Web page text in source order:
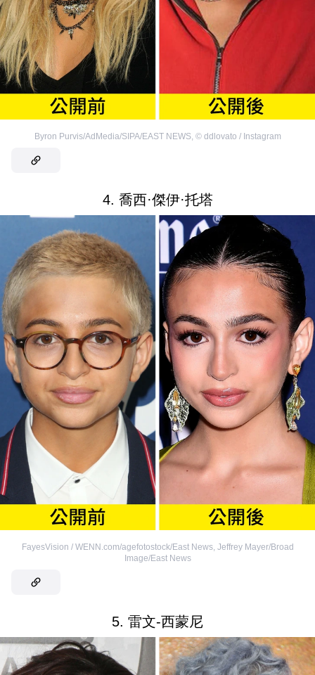
Byron Purvis/AdMedia/SIPA/EAST NEWS, © ddlovato / Instagram
4. 喬西·傑伊·托塔
FayesVision / WENN.com/agefotostock/East News, Jeffrey Mayer/Broad
Image/East News
5. 雷文-西蒙尼